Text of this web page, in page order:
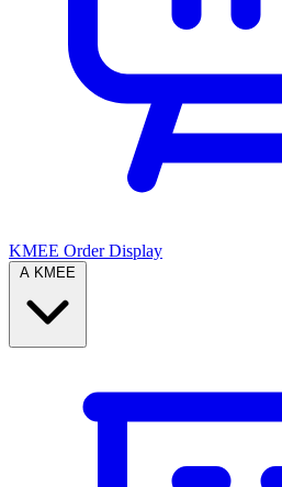
KMEE Order Display